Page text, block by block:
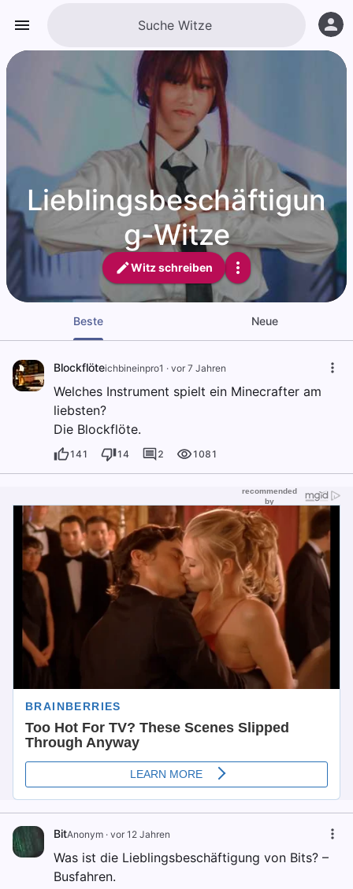
Lieblingsbeschäftigun
g-Witze
Witz schreiben
Beste Neue
Blockflöteichbineinpro1 · vor 7 Jahren
Welches Instrument spielt ein Minecrafter am
liebsten?
Die Blockflöte.
141 14 2 1081
BitAnonym · vor 12 Jahren
Was ist die Lieblingsbeschäftigung von Bits? –
Busfahren.